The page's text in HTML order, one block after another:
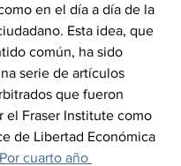
en el día a día de la
Esta idea, que
común, ha sido
serie de artículos
que fueron
el Fraser Institute como
de Libertad Económica
Por cuarto año